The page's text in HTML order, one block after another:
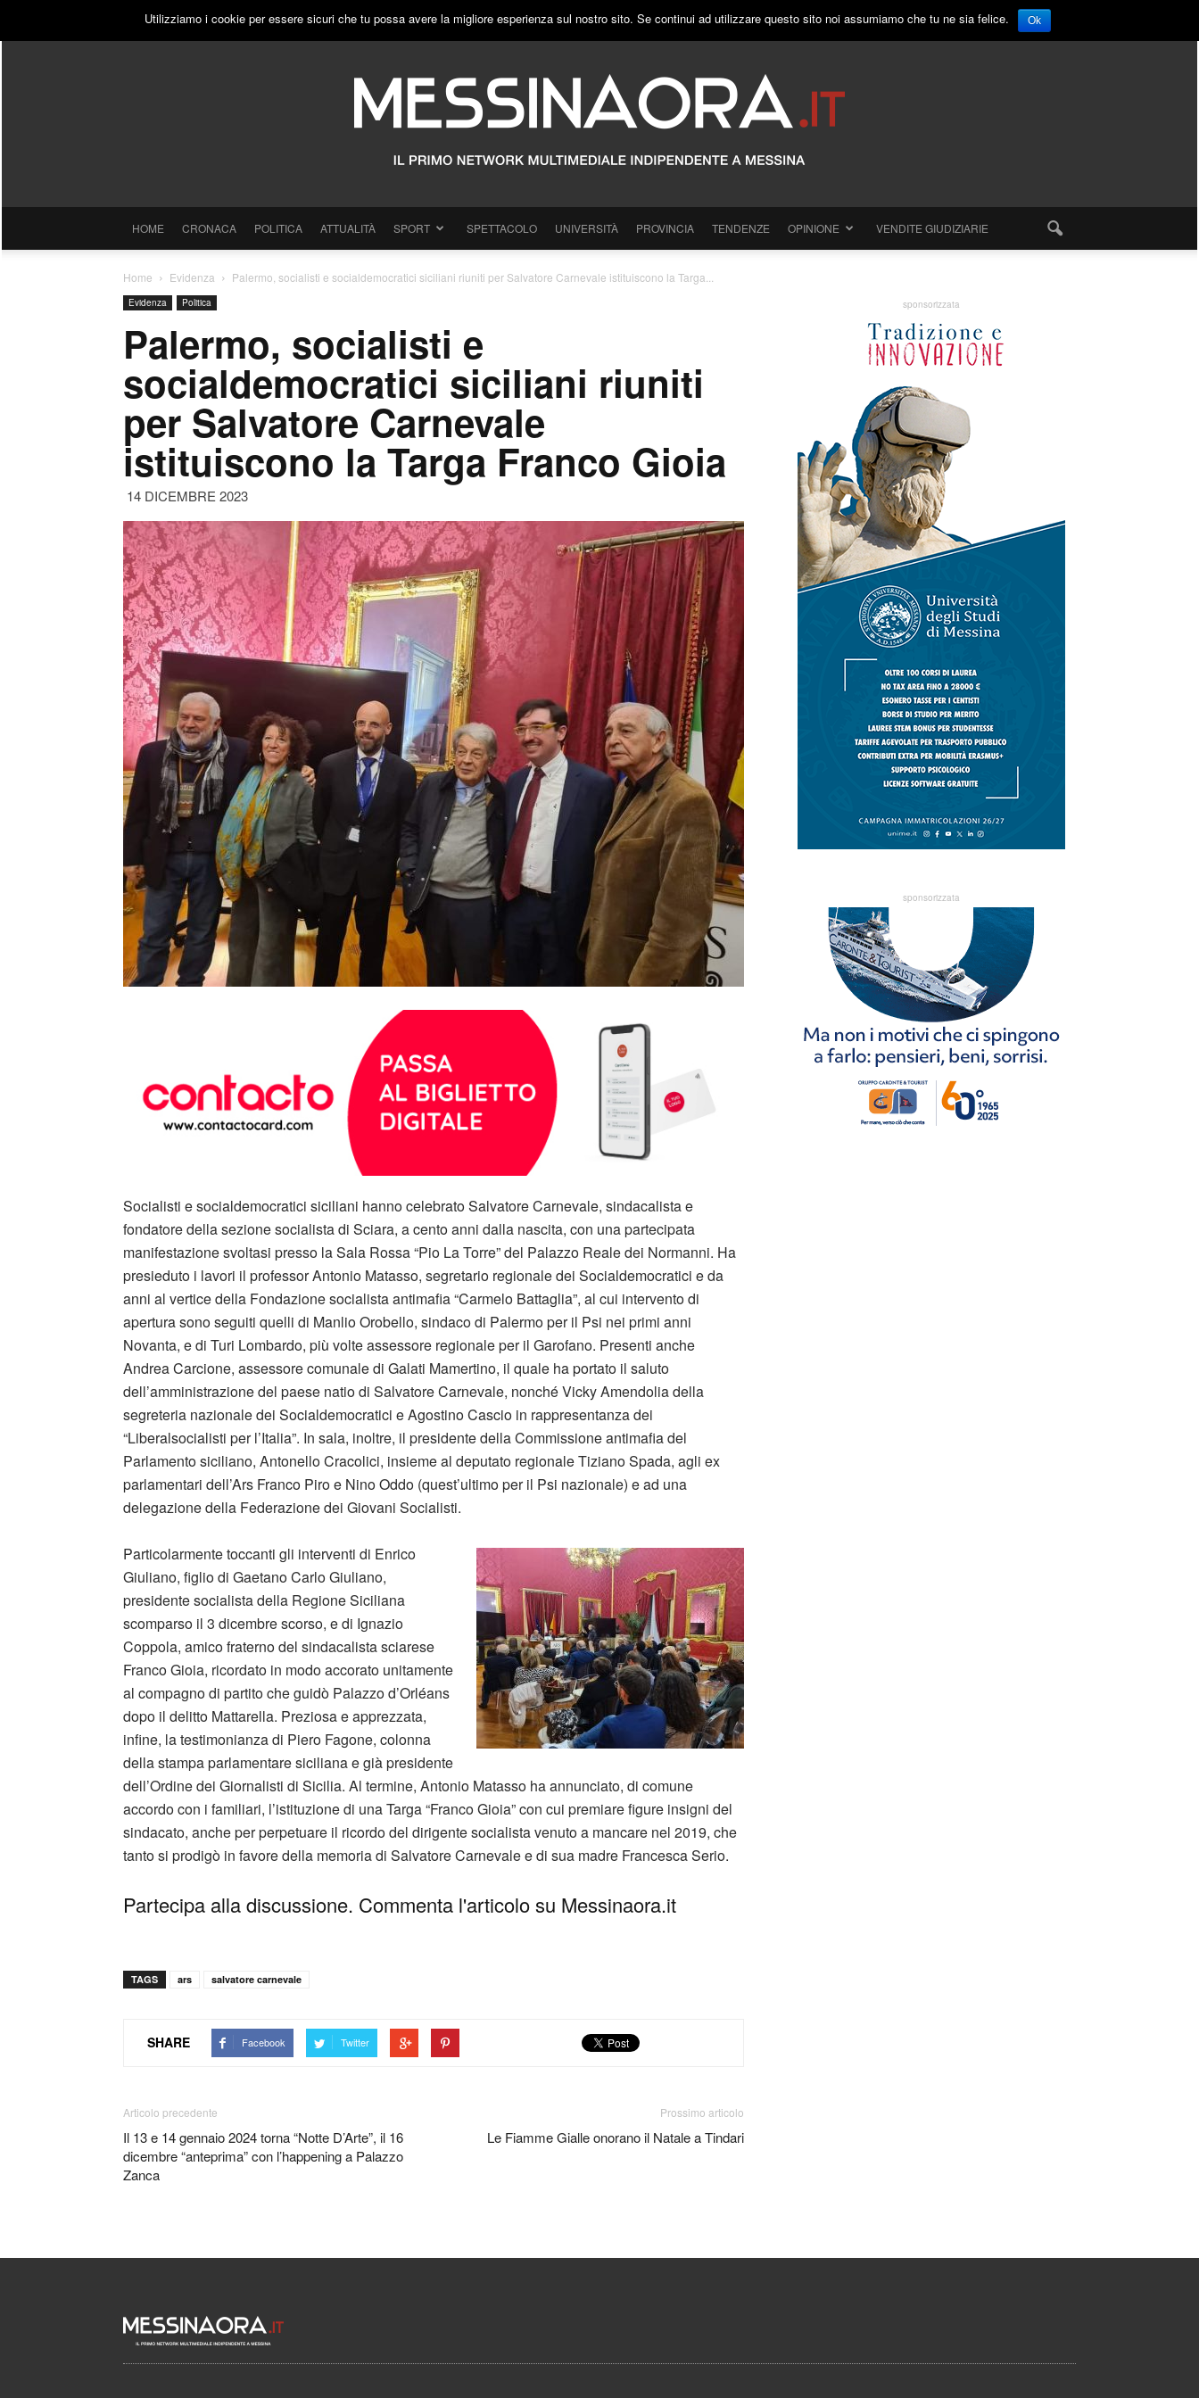
VENERDÌ, 7 AGOSTO 2026 PUBBLICITÀ
HOME CRONACA POLITICA ATTUALITÀ SPORT SPETTACOLO UNIVERSITÀ PROVINCIA TENDENZE OPINIONE VENDITE GIUDIZIARIE
Home Evidenza Palermo, socialisti e socialdemocratici siciliani riuniti per Salvatore Carnevale istituiscono la Targa...
Evidenza Politica
Palermo, socialisti e
socialdemocratici siciliani riuniti
per Salvatore Carnevale
istituiscono la Targa Franco Gioia
14 DICEMBRE 2023
Socialisti e socialdemocratici siciliani hanno celebrato Salvatore Carnevale, sindacalista e
fondatore della sezione socialista di Sciara, a cento anni dalla nascita, con una partecipata
manifestazione svoltasi presso la Sala Rossa “Pio La Torre” del Palazzo Reale dei Normanni. Ha
presieduto i lavori il professor Antonio Matasso, segretario regionale dei Socialdemocratici e da
anni al vertice della Fondazione socialista antimafia “Carmelo Battaglia”, al cui intervento di
apertura sono seguiti quelli di Manlio Orobello, sindaco di Palermo per il Psi nei primi anni
Novanta, e di Turi Lombardo, più volte assessore regionale per il Garofano. Presenti anche
Andrea Carcione, assessore comunale di Galati Mamertino, il quale ha portato il saluto
dell’amministrazione del paese natio di Salvatore Carnevale, nonché Vicky Amendolia della
segreteria nazionale dei Socialdemocratici e Agostino Cascio in rappresentanza dei
“Liberalsocialisti per l’Italia”. In sala, inoltre, il presidente della Commissione antimafia del
Parlamento siciliano, Antonello Cracolici, insieme al deputato regionale Tiziano Spada, agli ex
parlamentari dell’Ars Franco Piro e Nino Oddo (quest’ultimo per il Psi nazionale) e ad una
delegazione della Federazione dei Giovani Socialisti.
Particolarmente toccanti gli interventi di Enrico
Giuliano, figlio di Gaetano Carlo Giuliano,
presidente socialista della Regione Siciliana
scomparso il 3 dicembre scorso, e di Ignazio
Coppola, amico fraterno del sindacalista sciarese
Franco Gioia, ricordato in modo accorato unitamente
al compagno di partito che guidò Palazzo d’Orléans
dopo il delitto Mattarella. Preziosa e apprezzata,
infine, la testimonianza di Piero Fagone, colonna
della stampa parlamentare siciliana e già presidente
dell’Ordine dei Giornalisti di Sicilia. Al termine, Antonio Matasso ha annunciato, di comune
accordo con i familiari, l’istituzione di una Targa “Franco Gioia” con cui premiare figure insigni del
sindacato, anche per perpetuare il ricordo del dirigente socialista venuto a mancare nel 2019, che
tanto si prodigò in favore della memoria di Salvatore Carnevale e di sua madre Francesca Serio.
Partecipa alla discussione. Commenta l'articolo su Messinaora.it
TAGS ars salvatore carnevale
SHARE Facebook Twitter
Articolo precedente
Il 13 e 14 gennaio 2024 torna “Notte D’Arte”, il 16
dicembre “anteprima” con l’happening a Palazzo
Zanca
Prossimo articolo
Le Fiamme Gialle onorano il Natale a Tindari
sponsorizzata
sponsorizzata
Utilizziamo i cookie per essere sicuri che tu possa avere la migliore esperienza sul nostro sito. Se continui ad utilizzare questo sito noi assumiamo che tu ne sia felice. Ok